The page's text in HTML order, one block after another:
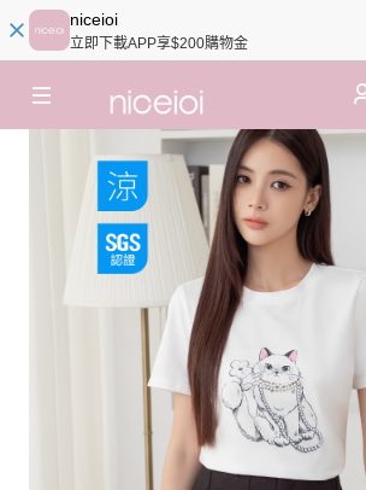
niceioi
立即下載APP享$200購物金